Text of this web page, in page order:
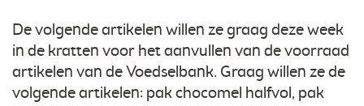
De volgende artikelen willen ze graag deze week
in de kratten voor het aanvullen van de voorraad
artikelen van de Voedselbank. Graag willen ze de
volgende artikelen: pak chocomel halfvol, pak